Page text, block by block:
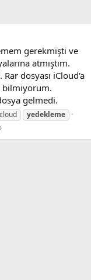
gerekmişti ve
atmıştım.
Rar dosyası iCloud'a
bilmiyorum.
gelmedi.
yedekleme